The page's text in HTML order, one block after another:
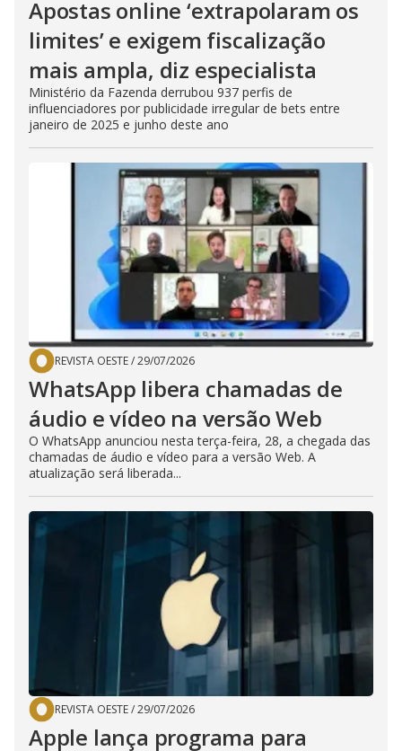
Apostas online ‘extrapolaram os
limites’ e exigem fiscalização
mais ampla, diz especialista
Ministério da Fazenda derrubou 937 perfis de
influenciadores por publicidade irregular de bets entre
janeiro de 2025 e junho deste ano
REVISTA OESTE/29/07/2026
WhatsApp libera chamadas de
áudio e vídeo na versão Web
O WhatsApp anunciou nesta terça-feira, 28, a chegada das
chamadas de áudio e vídeo para a versão Web. A
atualização será liberada...
REVISTA OESTE/29/07/2026
Apple lança programa para